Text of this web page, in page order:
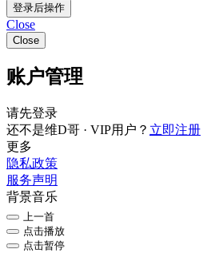
登录后操作
Close
Close
账户管理
请先登录
还不是维D哥 · VIP用户？ 立即注册
更多
隐私政策
服务声明
背景音乐
上一首
点击播放
点击暂停